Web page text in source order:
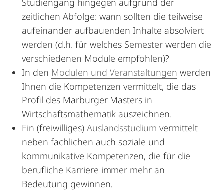
Studiengang hingegen aufgrund der
zeitlichen Abfolge: wann sollten die teilweise
aufeinander aufbauenden Inhalte absolviert
werden (d.h. für welches Semester werden die
verschiedenen Module empfohlen)?
In den Modulen und Veranstaltungen werden
Ihnen die Kompetenzen vermittelt, die das
Profil des Marburger Masters in
Wirtschaftsmathematik auszeichnen.
Ein (freiwilliges) Auslandsstudium vermittelt
neben fachlichen auch soziale und
kommunikative Kompetenzen, die für die
berufliche Karriere immer mehr an
Bedeutung gewinnen.